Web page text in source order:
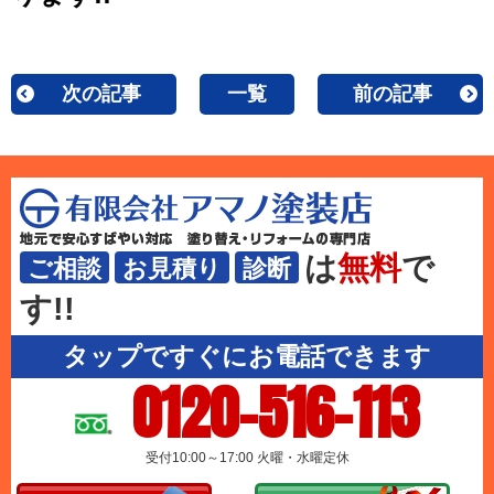
次の記事 一覧 前の記事
ご相談 お見積り 診断 は無料で
す!!
タップですぐにお電話できます
0120-516-113
受付10:00～17:00 火曜・水曜定休